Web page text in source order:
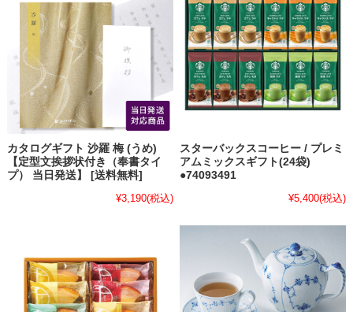
カタログギフト 沙羅 梅 (うめ)
【定型文挨拶状付き（奉書タイ
プ） 当日発送】 [送料無料]
¥3,190(税込)
スターバックスコーヒー / プレミ
アムミックスギフト(24袋)
●74093491
¥5,400(税込)